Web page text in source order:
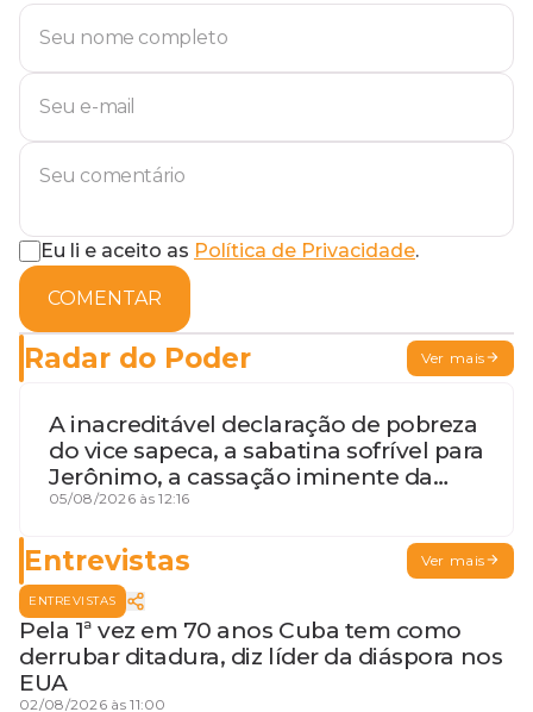
Eu li e aceito as Política de Privacidade.
COMENTAR
Radar do Poder Ver mais
A inacreditável declaração de pobreza
do vice sapeca, a sabatina sofrível para
Jerônimo, a cassação iminente da
desembargadora e a vaga do Quinto
05/08/2026 às 12:16
Entrevistas Ver mais
ENTREVISTAS
Pela 1ª vez em 70 anos Cuba tem como
derrubar ditadura, diz líder da diáspora nos
EUA
02/08/2026 às 11:00